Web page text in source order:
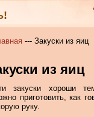
--- Закуски из яиц
из яиц
закуски хороши
приготовить, как
руку.